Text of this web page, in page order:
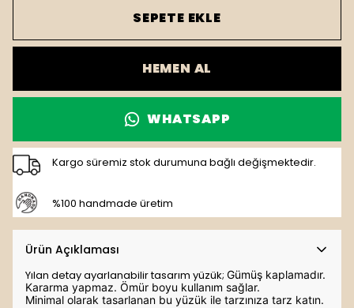
SEPETE EKLE
HEMEN AL
WHATSAPP
Kargo süremiz stok durumuna bağlı değişmektedir.
%100 handmade üretim
Ürün Açıklaması
Yılan detay ayarlanabilir tasarım yüzük; Gümüş kaplamadır.
Kararma yapmaz. Ömür boyu kullanım sağlar.
Minimal olarak tasarlanan bu yüzük ile tarzınıza tarz katın.